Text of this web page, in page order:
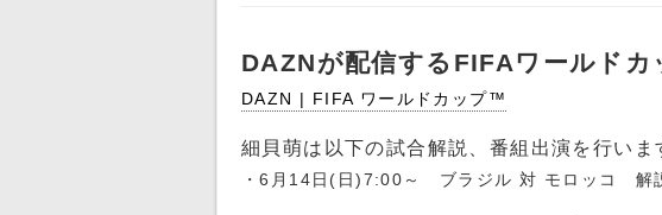
DAZNが配信するFIFAワールドカ
DAZN | FIFA ワールドカップ™
細貝萌は以下の試合解説、番組出演を行いま
・6月14日(日)7:00～ ブラジル 対 モロッコ 解